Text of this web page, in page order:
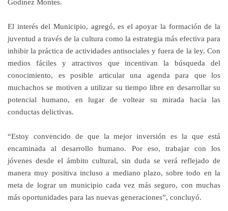
El interés del Municipio, agregó, es el apoyar la formación de la
juventud a través de la cultura como la estrategia más efectiva para
inhibir la práctica de actividades antisociales y fuera de la ley. Con
medios fáciles y atractivos que incentivan la búsqueda del
conocimiento, es posible articular una agenda para que los
muchachos se motiven a utilizar su tiempo libre en desarrollar su
potencial humano, en lugar de voltear su mirada hacia las
conductas delictivas.
“Estoy convencido de que la mejor inversión es la que está
encaminada al desarrollo humano. Por eso, trabajar con los
jóvenes desde el ámbito cultural, sin duda se verá reflejado de
manera muy positiva incluso a mediano plazo, sobre todo en la
meta de lograr un municipio cada vez más seguro, con muchas
más oportunidades para las nuevas generaciones”, concluyó.